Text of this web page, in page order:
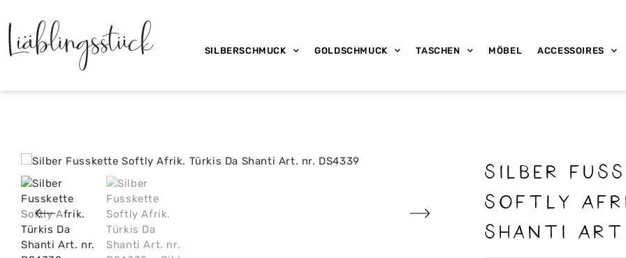
SILBERSCHMUCK GOLDSCHMUCK TASCHEN MÖBEL ACCESSOIRES
Silber
Softly
Shanti